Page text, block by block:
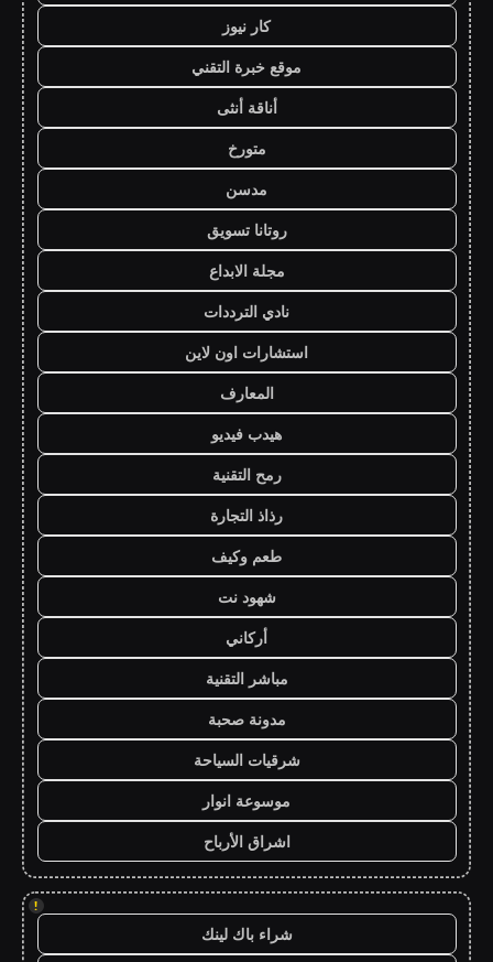
كار نيوز
موقع خبرة التقني
أناقة أنثى
متورخ
مدسن
روتانا تسويق
مجلة الابداع
نادي الترددات
استشارات اون لاين
المعارف
هيدب فيديو
رمح التقنية
رذاذ التجارة
طعم وكيف
شهود نت
أركاني
مباشر التقنية
مدونة صحبة
شرقيات السياحة
موسوعة انوار
اشراق الأرباح
!
شراء باك لينك